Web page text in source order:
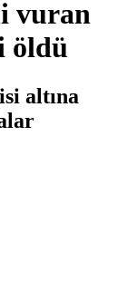
vuran
öldü
altına